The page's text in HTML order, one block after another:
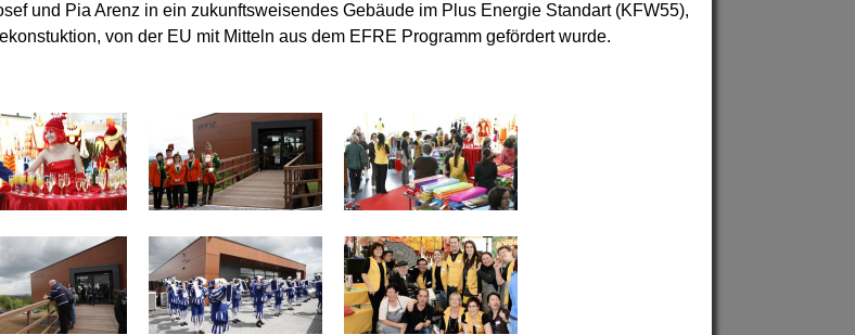
und Pia Arenz in ein zukunftsweisendes Gebäude im Plus Energie Standart (KFW55),
von der EU mit Mitteln aus dem EFRE Programm gefördert wurde.